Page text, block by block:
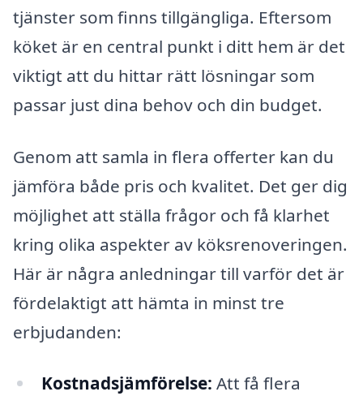
tjänster som finns tillgängliga. Eftersom
köket är en central punkt i ditt hem är det
viktigt att du hittar rätt lösningar som
passar just dina behov och din budget.
Genom att samla in flera offerter kan du
jämföra både pris och kvalitet. Det ger dig
möjlighet att ställa frågor och få klarhet
kring olika aspekter av köksrenoveringen.
Här är några anledningar till varför det är
fördelaktigt att hämta in minst tre
erbjudanden:
Kostnadsjämförelse: Att få flera